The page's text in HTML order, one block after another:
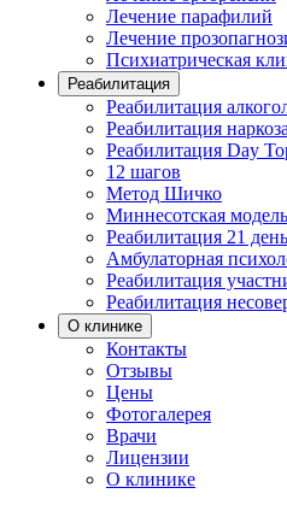
Лечение парафилий
Лечение
Психиатрическая
Реабилитация
Реабилитация
Реабилитация
Реабилитация Day
12 шагов
Метод Шичко
Миннесотская модель
Реабилитация 21 день
Амбулаторная
Реабилитация
Реабилитация
О клинике
Контакты
Отзывы
Цены
Фотогалерея
Врачи
Лицензии
О клинике